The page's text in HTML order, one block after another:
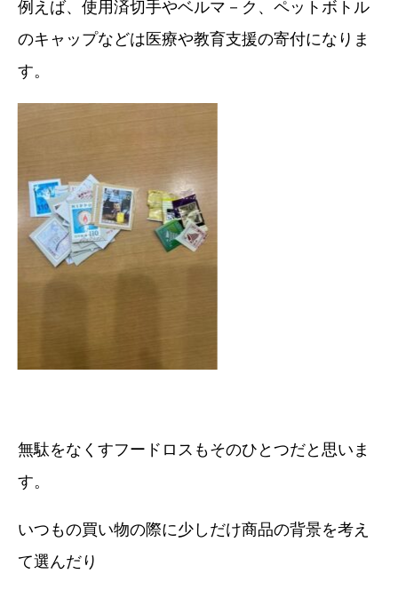
例えば、使用済切手やベルマ－ク、ペットボトル
のキャップなどは医療や教育支援の寄付になりま
す。
無駄をなくすフードロスもそのひとつだと思いま
す。
いつもの買い物の際に少しだけ商品の背景を考え
て選んだり